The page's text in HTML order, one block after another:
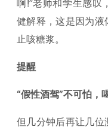
啊!”老师和学生感叹
健解释，这是因为
止咳糖浆。
提醒
“假性酒驾”不可怕，
但几分钟后再让几位